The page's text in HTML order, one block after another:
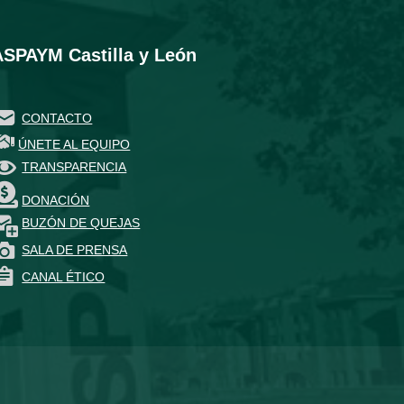
Castilla y León
CONTACTO
ÚNETE AL EQUIPO
TRANSPARENCIA
DONACIÓN
BUZÓN DE QUEJAS
SALA DE PRENSA
CANAL ÉTICO